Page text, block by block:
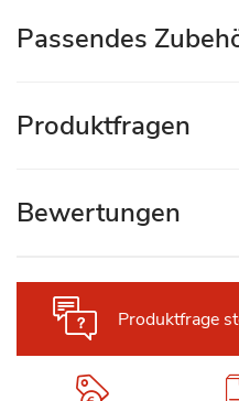
Produktfrage
Passendes
Produktfragen
Bewertungen